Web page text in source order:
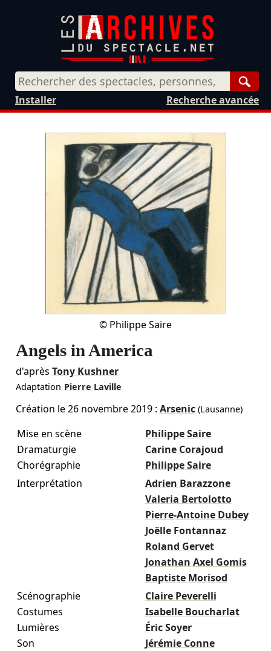
Recherche avancée
Installer
© Philippe Saire
Angels in America
d'après Tony Kushner
Adaptation Pierre Laville
Création le26 novembre 2019: Arsenic(Lausanne)
Mise en scène
Philippe Saire
Dramaturgie
Carine Corajoud
Chorégraphie
Philippe Saire
Interprétation
Adrien Barazzone
Valeria Bertolotto
Pierre-Antoine Dubey
Joëlle Fontannaz
Roland Gervet
Jonathan Axel Gomis
Baptiste Morisod
Scénographie
Claire Peverelli
Costumes
Isabelle Boucharlat
Lumières
Éric Soyer
Son
Jérémie Conne